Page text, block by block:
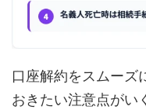
口座解約をスムーズ
おきたい注意点がい